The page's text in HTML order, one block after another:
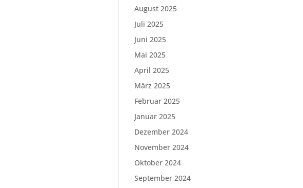
August 2025
Juli 2025
Juni 2025
Mai 2025
April 2025
März 2025
Februar 2025
Januar 2025
Dezember 2024
November 2024
Oktober 2024
September 2024